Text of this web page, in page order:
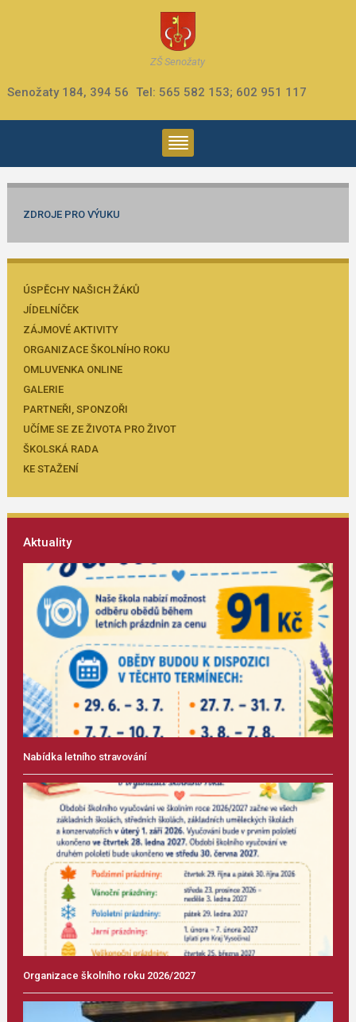
ZŠ Senožaty
Senožaty 184, 394 56 Tel: 565 582 153; 602 951 117
ZDROJE PRO VÝUKU
ÚSPĚCHY NAŠICH ŽÁKŮ
JÍDELNÍČEK
ZÁJMOVÉ AKTIVITY
ORGANIZACE ŠKOLNÍHO ROKU
OMLUVENKA ONLINE
GALERIE
PARTNEŘI, SPONZOŘI
UČÍME SE ZE ŽIVOTA PRO ŽIVOT
ŠKOLSKÁ RADA
KE STAŽENÍ
Aktuality
Nabídka letního stravování
Organizace školního roku 2026/2027